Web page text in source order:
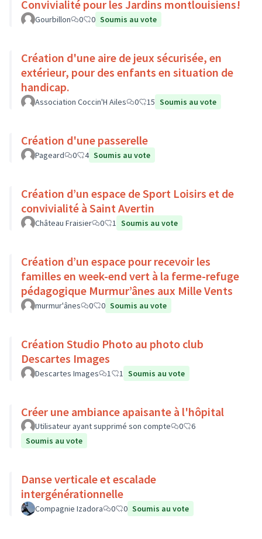
Convivialité pour les Jardins montlouisiens!
Gourbillon 0 0 Soumis au vote
Création d'une aire de jeux sécurisée, en
extérieur, pour des enfants en situation de
handicap.
Association Coccin'H Ailes 0 15 Soumis au vote
Création d'une passerelle
Pageard 0 4 Soumis au vote
Création d’un espace de Sport Loisirs et de
convivialité à Saint Avertin
Château Fraisier 0 1 Soumis au vote
Création d’un espace pour recevoir les
familles en week-end vert à la ferme-refuge
pédagogique Murmur’ânes aux Mille Vents
murmur'ânes 0 0 Soumis au vote
Création Studio Photo au photo club
Descartes Images
Descartes Images 1 1 Soumis au vote
Créer une ambiance apaisante à l'hôpital
Utilisateur ayant supprimé son compte 0
6
Soumis au vote
Danse verticale et escalade
intergénérationnelle
Compagnie Izadora 0 0 Soumis au vote